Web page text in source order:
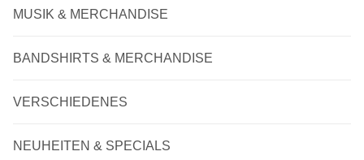
MUSIK & MERCHANDISE
BANDSHIRTS & MERCHANDISE
VERSCHIEDENES
NEUHEITEN & SPECIALS